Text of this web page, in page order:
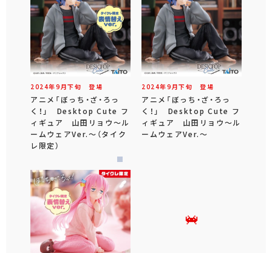
2024年9 月下旬 登場
アニメ「ぼっち・ざ・ろっ
く！」 Desktop Cute フ
ィギュア 山田リョウ～ル
ームウェアVer.～（タイク
レ限定）
2024年9 月下旬 登場
アニメ「ぼっち・ざ・ろっ
く！」 Desktop Cute フ
ィギュア 山田リョウ～ル
ームウェアVer.～